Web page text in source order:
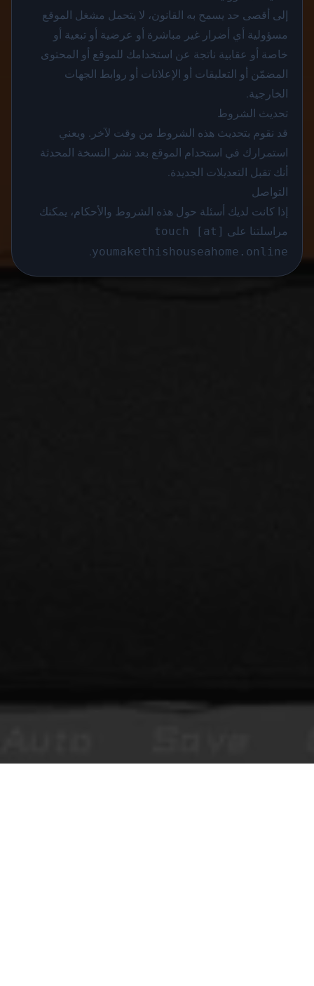
إلى أقصى حد يسمح به القانون، لا يتحمل مشغل الموقع
مسؤولية أي أضرار غير مباشرة أو عرضية أو تبعية أو
خاصة أو عقابية ناتجة عن استخدامك للموقع أو المحتوى
المضمّن أو التعليقات أو الإعلانات أو روابط الجهات
الخارجية.
تحديث الشروط
قد نقوم بتحديث هذه الشروط من وقت لآخر. ويعني
استمرارك في استخدام الموقع بعد نشر النسخة المحدثة
أنك تقبل التعديلات الجديدة.
التواصل
إذا كانت لديك أسئلة حول هذه الشروط والأحكام، يمكنك
مراسلتنا على touch [at]
youmakethishouseahome.online